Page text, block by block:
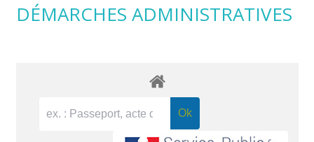
DÉMARCHES ADMINISTRATIVES